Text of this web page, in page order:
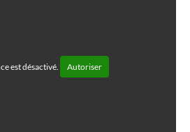
est désactivé. Autoriser